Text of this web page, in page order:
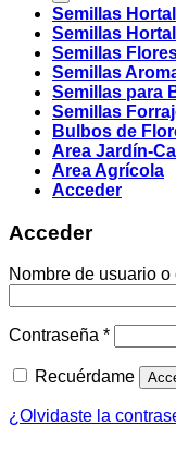
Semillas
Semillas
Semillas
Semillas
Semillas para
Semillas
Bulbos de
Area Jardín-
Area Agrícola
Acceder
Acceder
Nombre de usuario
Contraseña *
Recuérdame
¿Olvidaste la